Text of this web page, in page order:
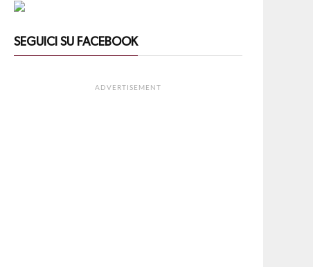
SEGUICI SU FACEBOOK
ADVERTISEMENT